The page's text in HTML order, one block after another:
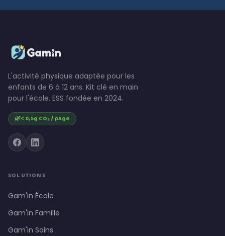
L'activité physique adaptée pour les
enfants de 6 à 12 ans. Kit clé en main
pour l'école. ESS fondée en 2024.
🌿< 0,5g CO₂ / page
SOLUTIONS
Gam'in École
Gam'in Famille
Gam'in Soins